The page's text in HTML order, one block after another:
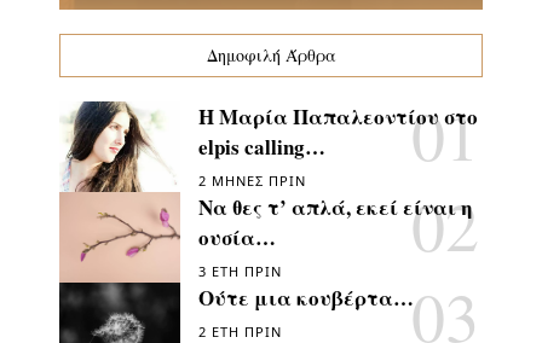
Δημοφιλή Άρθρα
Η Μαρία Παπαλεοντίου στο
elpis calling…
2 ΜΉΝΕΣ ΠΡΙΝ
Να θες τ’ απλά, εκεί είναι η
ουσία…
3 ΈΤΗ ΠΡΙΝ
Ούτε μια κουβέρτα…
2 ΈΤΗ ΠΡΙΝ